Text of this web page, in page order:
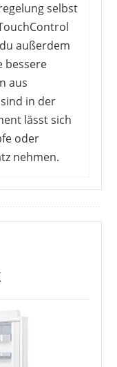
selbst
außerdem
bessere
aus
in der
lässt sich
oder
nehmen.
einer genauen
und vor
ist sehr
einen
Außerdem
da sie
Bereich
der Montage,